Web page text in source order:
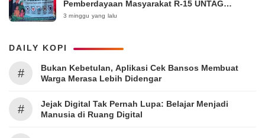
Pemberdayaan Masyarakat R-15 UNTAG
Surabaya 2026
3 minggu yang lalu
DAILY KOPI
#
Bukan Kebetulan, Aplikasi Cek Bansos Membuat
Warga Merasa Lebih Didengar
#
Jejak Digital Tak Pernah Lupa: Belajar Menjadi
Manusia di Ruang Digital